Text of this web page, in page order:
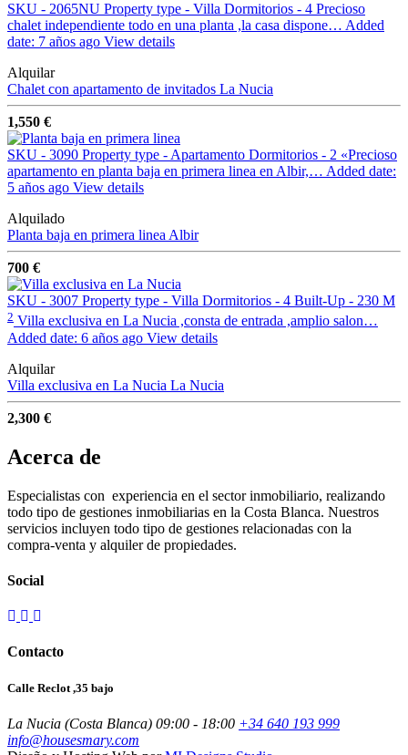
SKU - 2065NU Property type - Villa Dormitorios - 4 Precioso
chalet independiente todo en una planta ,la casa dispone… Added
date: 7 años ago View details
Alquilar
Chalet con apartamento de invitados La Nucia
1,550 €
SKU - 3090 Property type - Apartamento Dormitorios - 2 «Precioso
apartamento en planta baja en primera linea en Albir,… Added date:
5 años ago View details
Alquilado
Planta baja en primera lineaAlbir
700 €
SKU - 3007 Property type - Villa Dormitorios - 4 Built-Up - 230 M
2 Villa exclusiva en La Nucia ,consta de entrada ,amplio salon…
Added date: 6 años ago View details
Alquilar
Villa exclusiva en La Nucia La Nucia
2,300 €
Acerca de
Especialistas con experiencia en el sector inmobiliario, realizando
todo tipo de gestiones inmobiliarias en la Costa Blanca. Nuestros
servicios incluyen todo tipo de gestiones relacionadas con la
compra-venta y alquiler de propiedades.
Social
Contacto
Calle Reclot ,35 bajo
La Nucia (Costa Blanca) 09:00 - 18:00 +34 640 193 999
info@housesmary.com